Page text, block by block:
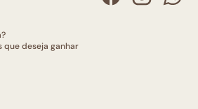
que deseja ganhar